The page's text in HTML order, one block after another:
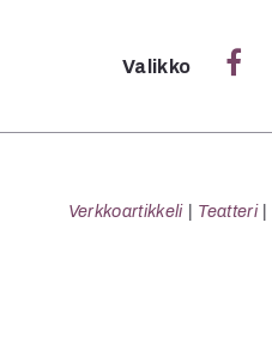
Sulje
Valikko
Verkkoartikkeli Teatteri